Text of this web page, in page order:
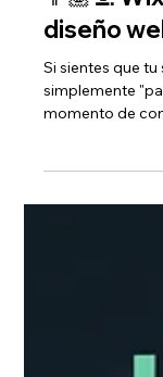
11 feb
3
👨🏽‍💻
diseño
actualización;